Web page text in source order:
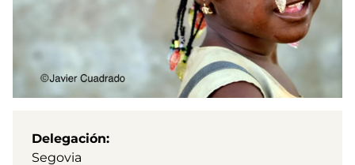
Delegación
Segovia